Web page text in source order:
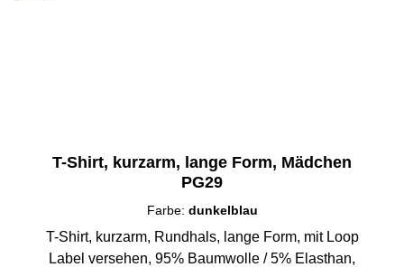
T-Shirt, kurzarm, lange Form, Mädchen
PG29
Farbe: dunkelblau
T-Shirt, kurzarm, Rundhals, lange Form, mit Loop
Label versehen, 95% Baumwolle / 5% Elasthan,